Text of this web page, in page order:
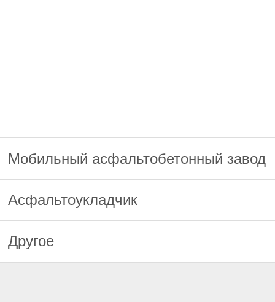
Мобильный асфальтобетонный завод
Асфальтоукладчик
Другое